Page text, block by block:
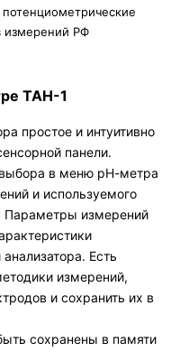
измерений РФ
ТАН-1
простое и интуитивно
панели.
в меню рН-метра
и используемого
Параметры измерений
Есть
измерений,
и сохранить их в
сохранены в памяти